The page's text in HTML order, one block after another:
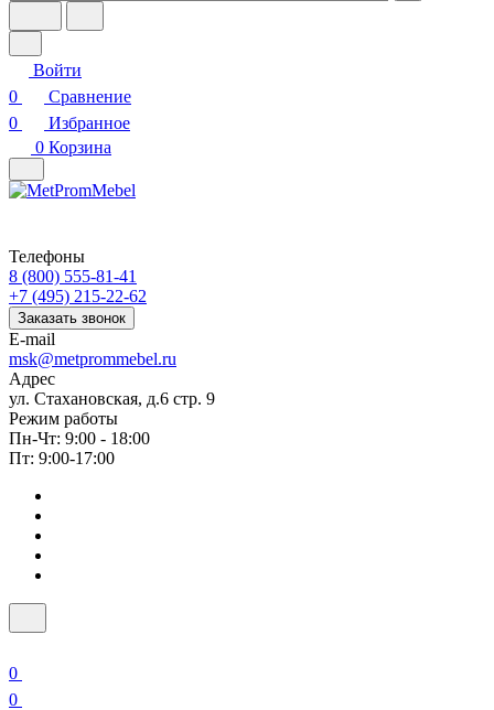
Войти
0
Сравнение
0
Избранное
0 Корзина
Телефоны
8 (800) 555-81-41
+7 (495) 215-22-62
Заказать звонок
E-mail
msk@metprommebel.ru
Адрес
ул. Стахановская, д.6 стр. 9
Режим работы
Пн-Чт: 9:00 - 18:00
Пт: 9:00-17:00
0
0